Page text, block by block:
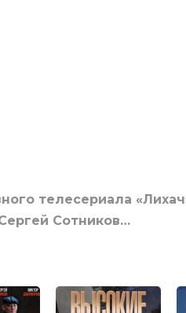
телесериала
Сотников…